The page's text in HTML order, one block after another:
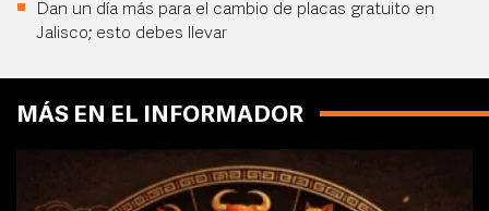
Dan un día más para el cambio de placas gratuito en
Jalisco; esto debes llevar
MÁS EN EL INFORMADOR